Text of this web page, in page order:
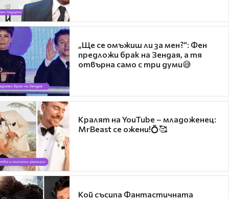
„Ще се омъжиш ли за мен?“: Фен
предложи брак на Зендая, а тя
отвърна само с три думи😅
Кралят на YouTube – младоженец:
MrBeast се ожени!💍🥰
Кой съсипа Фантастичната